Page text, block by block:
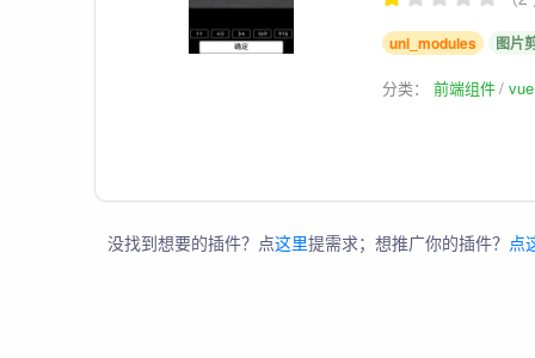
uni_modules 图片
分类：前端组件
没找到想要的插件？点这里提需求；想推广你的插件？ 点